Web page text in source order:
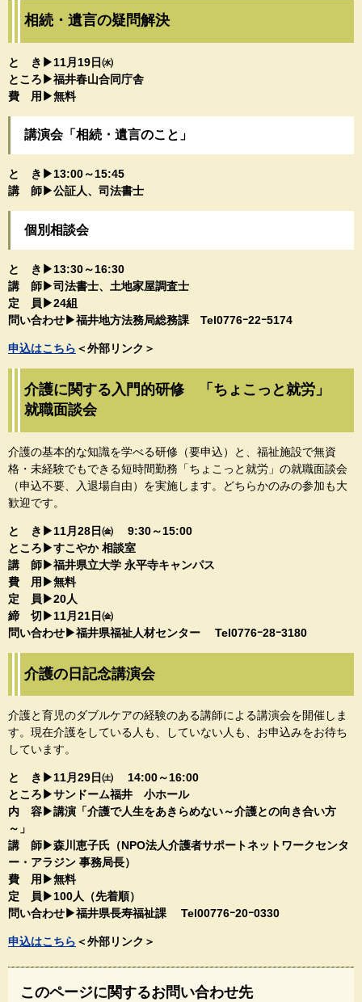
相続・遺言の疑問解決
と き▶11月19日㈬
ところ▶福井春山合同庁舎​
費 用▶無料
​講演会「相続・遺言のこと」
と き▶13:00～15:45​
​講 師▶公証人、司法書士​
個別相談会
と き▶13:30～16:30​
​講 師▶司法書士、土地家屋調査士
定 員▶24組
問い合わせ▶福井地方法務局総務課​​ Tel0776ｰ22ｰ5174​
申込はこちら​ ＜外部リンク＞
介護に関する入門的研修 「ちょこっと就労」
就職面談会
介護の基本的な知識を学べる研修（要申込）と、福祉施設で無資
格・未経験でもできる短時間勤務「ちょこっと就労」の就職面談会
（申込不要、入退場自由）を実施します。どちらかのみの参加も大
歓迎です。
と き▶11月28日㈮ 9:30～15:00​
ところ▶すこやか 相談室
講 師▶福井県立大学 永平寺キャンパス​
費 用▶無料
定 員▶20人
締 切▶11月21日㈮
​​問い合わせ▶福井県福祉人材センター​ Tel0776ｰ28ｰ3180​
介護の日記念講演会
介護と育児のダブルケアの経験のある講師による講演会を開催しま
す。現在介護をしている人も、していない人も、お申込みをお待ち
しています。
と き▶11月29日㈯ 14:00～16:00​
ところ▶サンドーム福井 小ホール​
内 容▶講演「介護で人生をあきらめない～介護との向き合い方
～」​
講 師▶森川恵子氏（NPO法人介護者サポートネットワークセンタ
ー・アラジン 事務局長）​
費 用▶無料
定 員▶100人（先着順）
​​問い合わせ▶福井県長寿福祉課​​ Tel00776ｰ20ｰ0330​
​​申込はこちら​ ＜外部リンク＞
このページに関するお問い合わせ先